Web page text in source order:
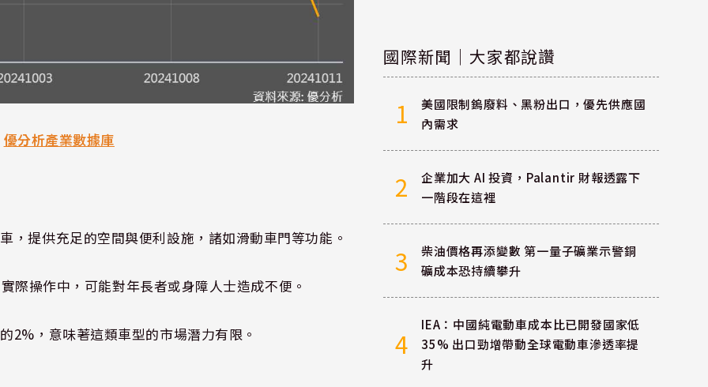
優分析產業數據庫
，提供充足的空間與便利設施，諸如滑動車門等功能。
際操作中，可能對年長者或身障人士造成不便。
2%，意味著這類車型的市場潛力有限。
國際新聞｜大家都說讚
1
美國限制鎢廢料、黑粉出口，優先供應國
內需求
2
企業加大 AI 投資，Palantir 財報透露下
一階段在這裡
3
柴油價格再添變數 第一量子礦業示警銅
礦成本恐持續攀升
4
IEA：中國純電動車成本比已開發國家低
35% 出口勁增帶動全球電動車滲透率提
升